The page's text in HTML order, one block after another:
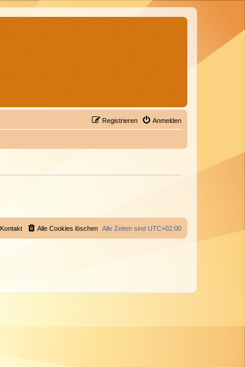
Anmelden
Registrieren
Alle Zeiten sind UTC+02:00
Alle Cookies löschen
Kontakt